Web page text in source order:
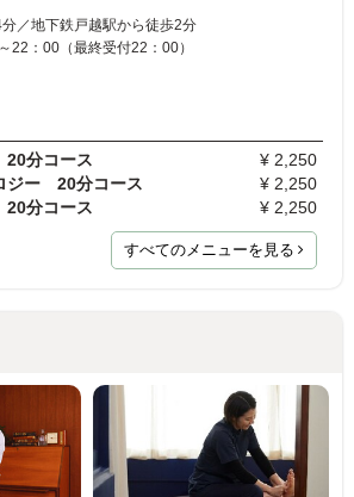
／地下鉄戸越駅から徒歩2分
：00（最終受付22：00）
分コース
¥ 2,250
ジー 20分コース
¥ 2,250
分コース
¥ 2,250
すべてのメニューを見る